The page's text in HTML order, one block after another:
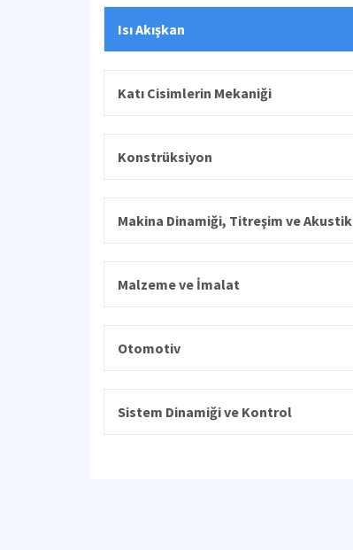
Isı Akışkan
Katı Cisimlerin Mekaniği
Konstrüksiyon
Makina Dinamiği, Titreşim ve Akustik
Malzeme ve İmalat
Otomotiv
Sistem Dinamiği ve Kontrol